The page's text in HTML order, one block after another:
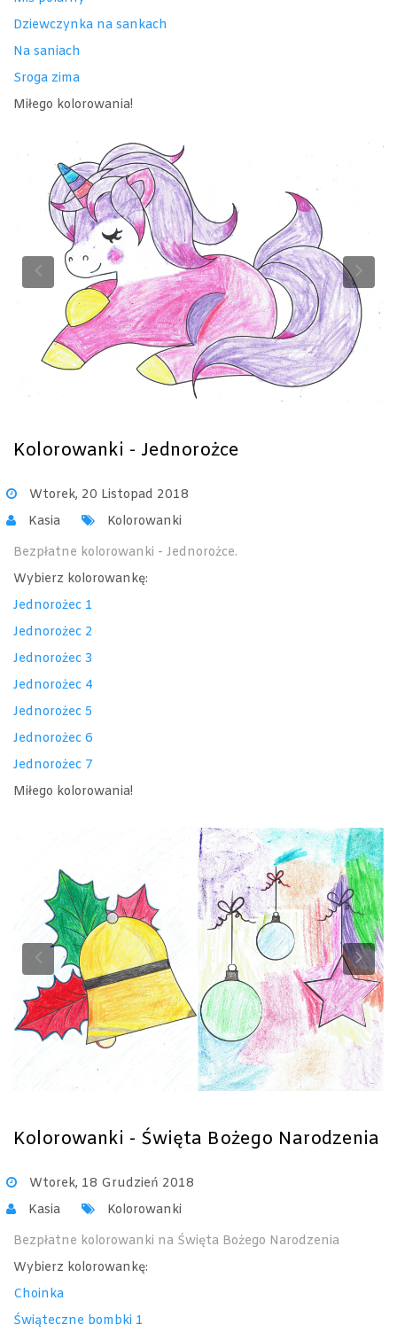
Dziewczynka na sankach
Na saniach
Sroga zima
Miłego kolorowania!
Previous
Kolorowanki - Jednorożce
Wtorek, 20 Listopad 2018
Kasia
Kolorowanki
Bezpłatne kolorowanki - Jednorożce.
Wybierz kolorowankę:
Jednorożec 1
Jednorożec 2
Jednorożec 3
Jednorożec 4
Jednorożec 5
Jednorożec 6
Jednorożec 7
Miłego kolorowania!
Previous
Kolorowanki - Święta Bożego Narodzenia
Wtorek, 18 Grudzień 2018
Kasia
Kolorowanki
Bezpłatne kolorowanki na Święta Bożego Narodzenia
Wybierz kolorowankę:
Choinka
Świąteczne bombki 1